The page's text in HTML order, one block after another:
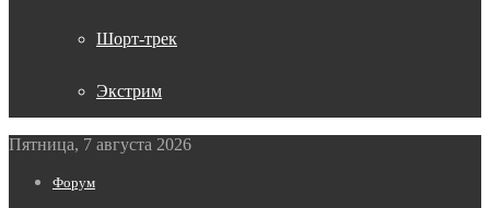
Шорт-трек
Экстрим
Пятница, 7 августа 2026
Форум